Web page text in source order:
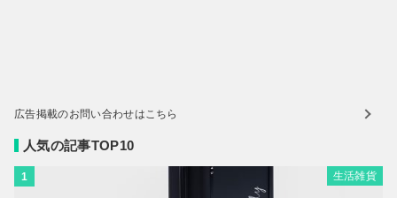
広告掲載のお問い合わせはこちら
人気の記事TOP10
1 生活雑貨